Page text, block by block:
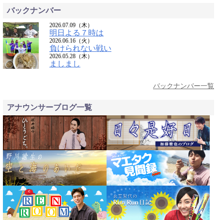
バックナンバー
2026.07.09（木）
明日よる７時は
2026.06.16（火）
負けられない戦い
2026.05.28（木）
ましまし
バックナンバー一覧
アナウンサーブログ一覧